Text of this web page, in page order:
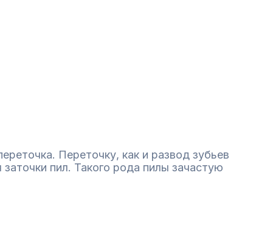
Переточку, как и развод зубьев
пил. Такого рода пилы зачастую